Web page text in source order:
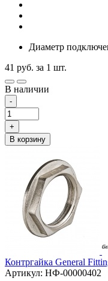
Диаметр
41 руб. за 1 шт.
В наличии
-
+
В корзину
Контргайка General
Артикул: НФ-00000402